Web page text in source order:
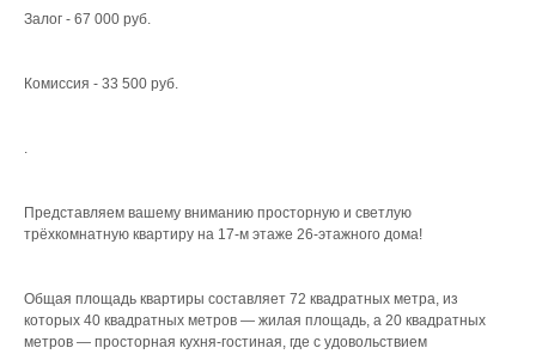
Залог - 67 000 руб.
Комиссия - 33 500 руб.
.
Представляем вашему вниманию просторную и светлую
трёхкомнатную квартиру на 17-м этаже 26-этажного дома!
Общая площадь квартиры составляет 72 квадратных метра, из
которых 40 квадратных метров — жилая площадь, а 20 квадратных
метров — просторная кухня-гостиная, где с удовольствием